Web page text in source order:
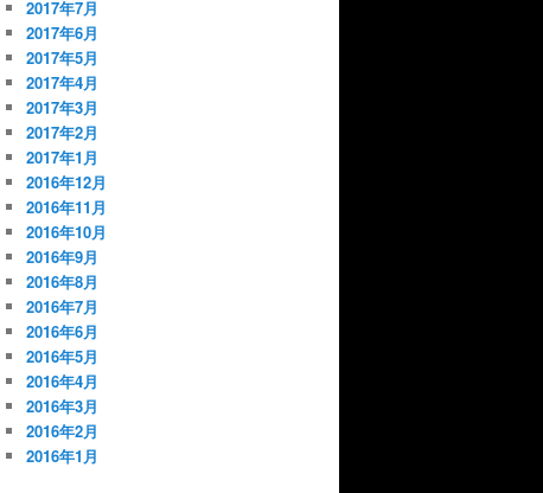
2017年7月
2017年6月
2017年5月
2017年4月
2017年3月
2017年2月
2017年1月
2016年12月
2016年11月
2016年10月
2016年9月
2016年8月
2016年7月
2016年6月
2016年5月
2016年4月
2016年3月
2016年2月
2016年1月